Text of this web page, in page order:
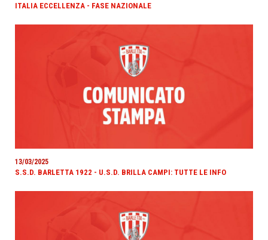
ITALIA ECCELLENZA - FASE NAZIONALE
13/03/2025
S.S.D. BARLETTA 1922 - U.S.D. BRILLA CAMPI: TUTTE LE INFO